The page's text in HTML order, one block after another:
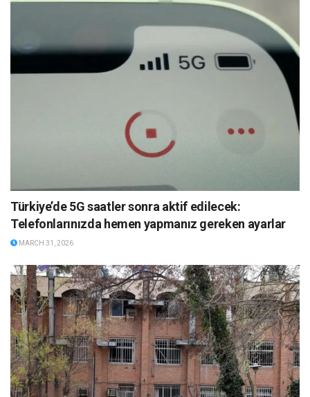
Türkiye’de 5G saatler sonra aktif edilecek:
Telefonlarınızda hemen yapmanız gereken ayarlar
MARCH 31, 2026